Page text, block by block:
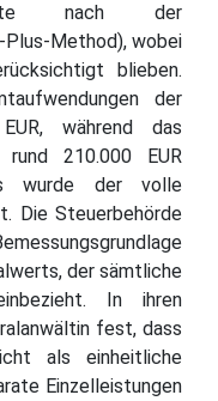
nach der
Method), wobei
blieben.
der
während das
210.000 EUR
wurde der volle
Die Steuerbehörde
der sämtliche
In ihren
fest, dass
als einheitliche
Einzelleistungen